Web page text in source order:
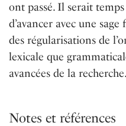
ont passé. Il serait
d’avancer avec une
des régularisations de
lexicale que
avancées de la recherche.
Notes et références